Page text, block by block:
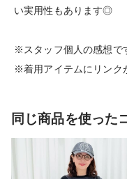
い実用性もあります◎
※スタッフ個人の感想で
※着用アイテムにリンク
同じ商品を使った